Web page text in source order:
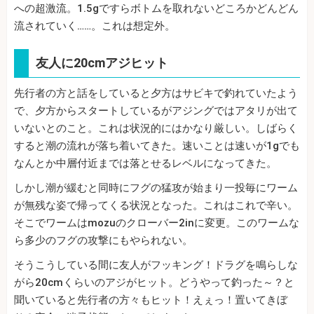
への超激流。1.5gですらボトムを取れないどころかどんどん
流されていく……。これは想定外。
友人に20cmアジヒット
先行者の方と話をしていると夕方はサビキで釣れていたよう
で、夕方からスタートしているがアジングではアタリが出て
いないとのこと。これは状況的にはかなり厳しい。しばらく
すると潮の流れが落ち着いてきた。速いことは速いが1gでも
なんとか中層付近までは落とせるレベルになってきた。
しかし潮が緩むと同時にフグの猛攻が始まり一投毎にワーム
が無残な姿で帰ってくる状況となった。これはこれで辛い。
そこでワームはmozuのクローバー2inに変更。このワームな
ら多少のフグの攻撃にもやられない。
そうこうしている間に友人がフッキング！ドラグを鳴らしな
がら20cmくらいのアジがヒット。どうやって釣った～？と
聞いていると先行者の方々もヒット！えぇっ！置いてきぼ